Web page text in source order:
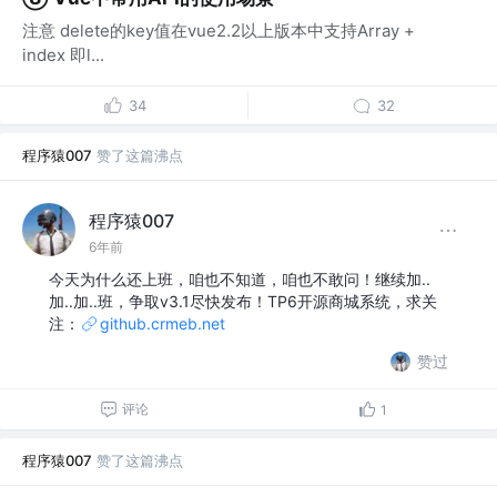
注意 delete的key值在vue2.2以上版本中支持Array +
index 即l...
34 32
程序猿007 赞了这篇沸点
程序猿007
6年前
今天为什么还上班，咱也不知道，咱也不敢问！继续加..
加..加..班，争取v3.1尽快发布！TP6开源商城系统，求关
注：
github.crmeb.net
赞过
评论 1
程序猿007 赞了这篇沸点